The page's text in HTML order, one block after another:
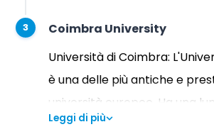
architettura medievale.
3
Coimbra University
Università di Coimbra:
è una delle più antiche e
università europee. Ha una
edifici e la sua biblioteca
Leggi di più